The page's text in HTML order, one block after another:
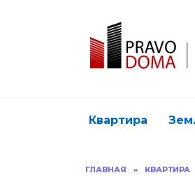
Квартира
ГЛАВНАЯ » КВАРТИРА